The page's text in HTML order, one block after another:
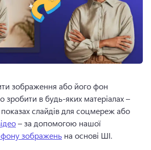
зображення або його фон
зробити в будь-яких матеріалах –
показах слайдів для соцмереж або
– за допомогою нашої
фону зображень на основі ШІ.